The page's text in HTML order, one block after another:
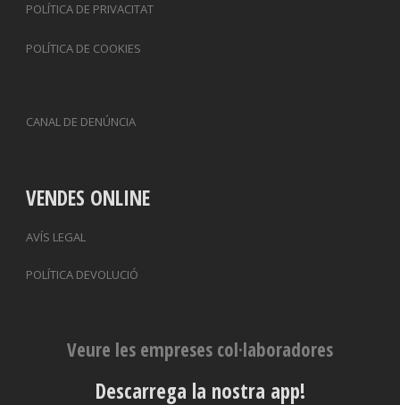
POLÍTICA DE PRIVACITAT
POLÍTICA DE COOKIES
CANAL DE DENÚNCIA
VENDES ONLINE
AVÍS LEGAL
POLÍTICA DEVOLUCIÓ
Veure les empreses col·laboradores
Descarrega la nostra app!